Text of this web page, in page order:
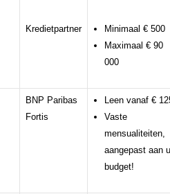
Kredietpartner
Minimaal € 500
Maximaal € 90
000
BNP Paribas
Fortis
Leen vanaf €
Vaste
mensualiteiten,
aangepast aan
budget!